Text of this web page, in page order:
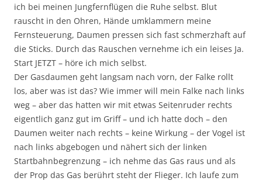
ich bei meinen Jungfernflügen die Ruhe selbst. Blut
rauscht in den Ohren, Hände umklammern meine
Fernsteuerung, Daumen pressen sich fast schmerzhaft auf
die Sticks. Durch das Rauschen vernehme ich ein leises Ja.
Start JETZT – höre ich mich selbst.
Der Gasdaumen geht langsam nach vorn, der Falke rollt
los, aber was ist das? Wie immer will mein Falke nach links
weg – aber das hatten wir mit etwas Seitenruder rechts
eigentlich ganz gut im Griff – und ich hatte doch – den
Daumen weiter nach rechts – keine Wirkung – der Vogel ist
nach links abgebogen und nähert sich der linken
Startbahnbegrenzung – ich nehme das Gas raus und als
der Prop das Gas berührt steht der Flieger. Ich laufe zum